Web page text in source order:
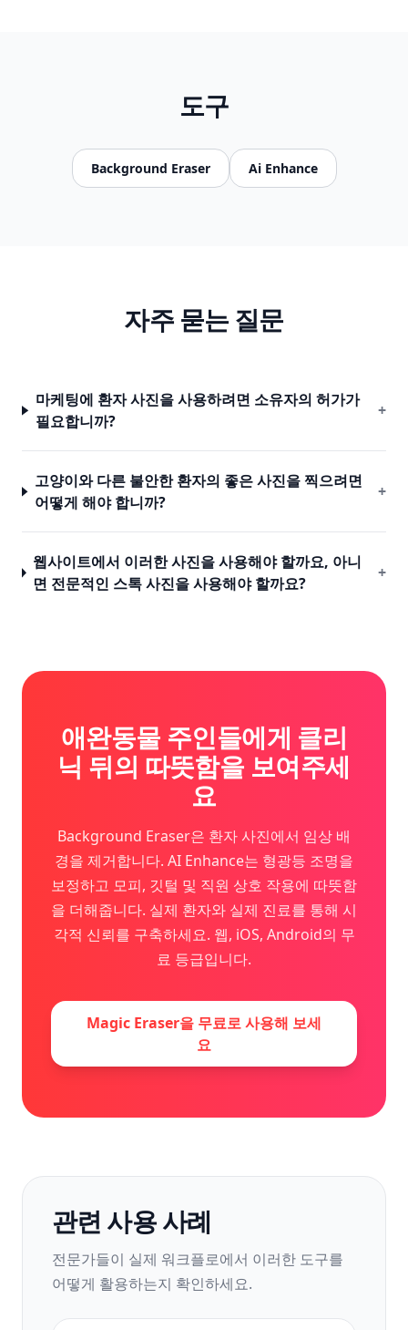
도구
Background Eraser Ai Enhance
자주 묻는 질문
마케팅에 환자 사진을 사용하려면 소유자의 허가가
필요합니까?
+
고양이와 다른 불안한 환자의 좋은 사진을 찍으려면
어떻게 해야 합니까?
+
웹사이트에서 이러한 사진을 사용해야 할까요, 아니
면 전문적인 스톡 사진을 사용해야 할까요?
+
애완동물 주인들에게 클리
닉 뒤의 따뜻함을 보여주세
요
Background Eraser은 환자 사진에서 임상 배
경을 제거합니다. AI Enhance는 형광등 조명을
보정하고 모피, 깃털 및 직원 상호 작용에 따뜻함
을 더해줍니다. 실제 환자와 실제 진료를 통해 시
각적 신뢰를 구축하세요. 웹, iOS, Android의 무
료 등급입니다.
Magic Eraser을 무료로 사용해 보세
요
관련 사용 사례
전문가들이 실제 워크플로에서 이러한 도구를
어떻게 활용하는지 확인하세요.